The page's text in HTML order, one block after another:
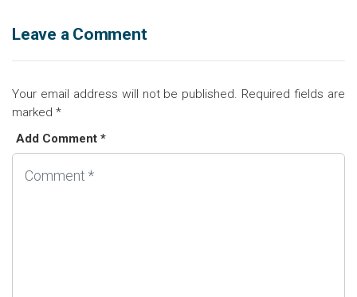
Leave a Comment
Your email address will not be published. Required fields are
marked *
Add Comment *